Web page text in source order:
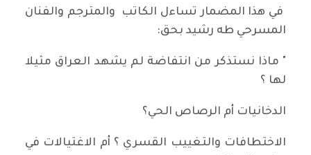
في هذا المضمار تساءل الكاتب والمترجم والفنان
المسرحي طه رشيد بحق:
" ماذا نستذكر من انتفاضة لم يشهد العراق مثيلا
لها ؟
الدخانيات أم الرصاص الحي؟
الاختطافات والتغييب القسري ؟ أم الاغتيالات في